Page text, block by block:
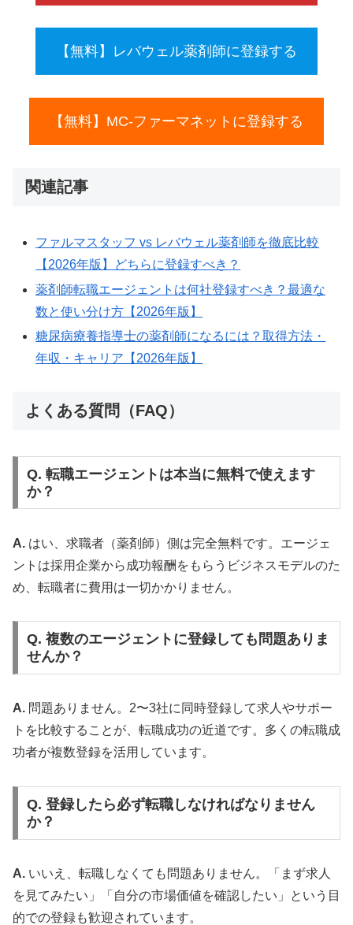
【無料】レバウェル薬剤師に登録する
【無料】MC-ファーマネットに登録する
関連記事
ファルマスタッフ vs レバウェル薬剤師を徹底比較
【2026年版】どちらに登録すべき？
薬剤師転職エージェントは何社登録すべき？最適な
数と使い分け方【2026年版】
糖尿病療養指導士の薬剤師になるには？取得方法・
年収・キャリア【2026年版】
よくある質問（FAQ）
Q. 転職エージェントは本当に無料で使えます
か？
A. はい、求職者（薬剤師）側は完全無料です。エージェ
ントは採用企業から成功報酬をもらうビジネスモデルのた
め、転職者に費用は一切かかりません。
Q. 複数のエージェントに登録しても問題ありま
せんか？
A. 問題ありません。2〜3社に同時登録して求人やサポー
トを比較することが、転職成功の近道です。多くの転職成
功者が複数登録を活用しています。
Q. 登録したら必ず転職しなければなりません
か？
A. いいえ、転職しなくても問題ありません。「まず求人
を見てみたい」「自分の市場価値を確認したい」という目
的での登録も歓迎されています。